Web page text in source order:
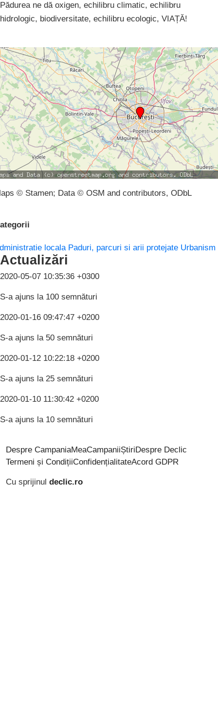
Pădurea ne dă oxigen, echilibru climatic, echilibru
hidrologic, biodiversitate, echilibru ecologic, VIAȚĂ!
© Stamen; Data © OSM and contributors, ODbL
locala Paduri, parcuri si arii protejate Urbanism
Actualizări
2020-05-07 10:35:36 +0300
S-a ajuns la 100 semnături
2020-01-16 09:47:47 +0200
S-a ajuns la 50 semnături
2020-01-12 10:22:18 +0200
S-a ajuns la 25 semnături
2020-01-10 11:30:42 +0200
S-a ajuns la 10 semnături
Despre CampaniaMeaCampaniiȘtiriDespre Declic
Termeni și CondițiiConfidențialitateAcord GDPR
Cu sprijinul declic.ro